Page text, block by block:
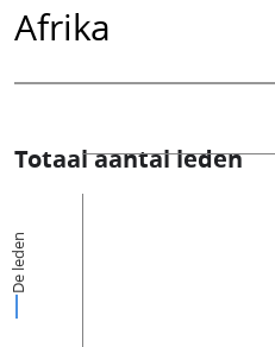
Afrika
Totaal aantal leden
De leden